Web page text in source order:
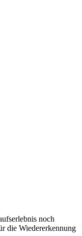
noch
die Wiedererkennung